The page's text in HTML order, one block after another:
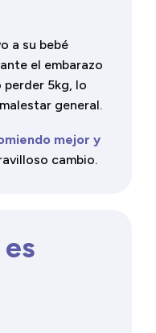
a su bebé
el embarazo
perder 5kg, lo
general.
mejor y
cambio.